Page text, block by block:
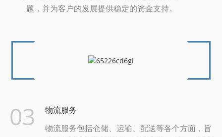
题，并为客户的发展提供稳定的资金支持。
03 物流服务
物流服务包括仓储、运输、配送等各个方面，旨